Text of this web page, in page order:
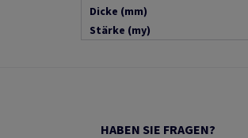
Dicke (mm)
Stärke (my)
HABEN SIE FRAGEN?